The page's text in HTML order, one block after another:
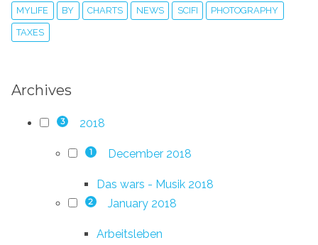
MYLIFE BY CHARTS NEWS SCIFI PHOTOGRAPHY
TAXES
Archives
3 2018
1 December 2018
Das wars - Musik 2018
2 January 2018
Arbeitsleben